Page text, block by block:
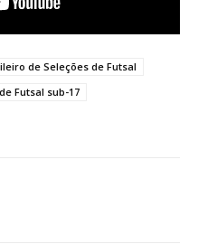
de Seleções de Futsal
Futsal sub-17